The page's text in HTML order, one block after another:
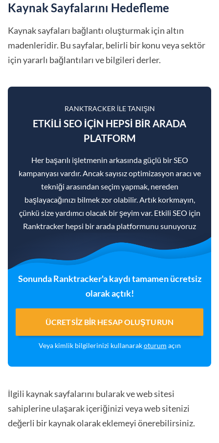
Kaynak Sayfalarını Hedefleme
Kaynak sayfaları bağlantı oluşturmak için altın
madenleridir. Bu sayfalar, belirli bir konu veya sektör
için yararlı bağlantıları ve bilgileri derler.
RANKTRACKER ILE TANIŞIN
ETKILI SEO IÇIN HEPSI BIR ARADA
PLATFORM
Her başarılı işletmenin arkasında güçlü bir SEO
kampanyası vardır. Ancak sayısız optimizasyon aracı ve
tekniği arasından seçim yapmak, nereden
başlayacağınızı bilmek zor olabilir. Artık korkmayın,
çünkü size yardımcı olacak bir şeyim var. Etkili SEO için
Ranktracker hepsi bir arada platformunu sunuyoruz
Sonunda Ranktracker'a kaydı tamamen ücretsiz
olarak açtık!
ÜCRETSIZ BIR HESAP OLUŞTURUN
Veya kimlik bilgilerinizi kullanarakoturum açın
İlgili kaynak sayfalarını bularak ve web sitesi
sahiplerine ulaşarak içeriğinizi veya web sitenizi
değerli bir kaynak olarak eklemeyi önerebilirsiniz.